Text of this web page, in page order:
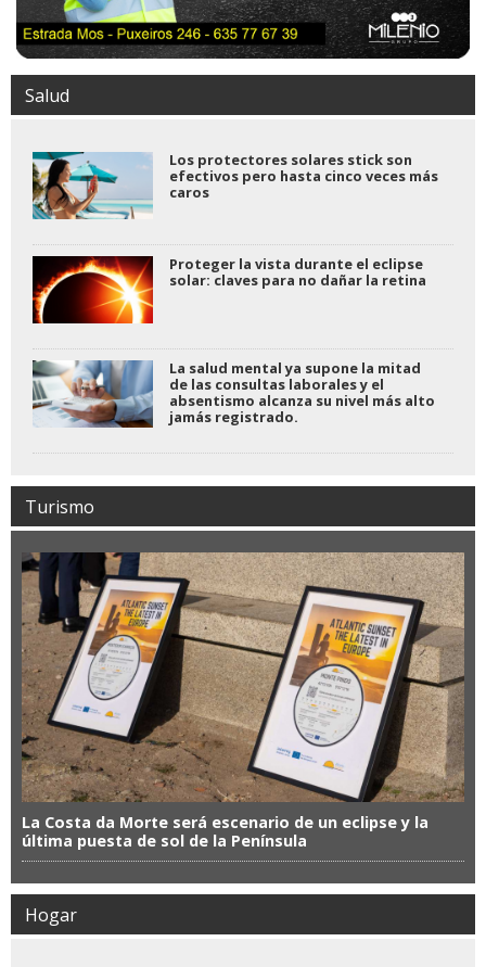
Salud
Los protectores solares stick son
efectivos pero hasta cinco veces más
caros
Proteger la vista durante el eclipse
solar: claves para no dañar la retina
La salud mental ya supone la mitad
de las consultas laborales y el
absentismo alcanza su nivel más alto
jamás registrado.
Turismo
La Costa da Morte será escenario de un eclipse y la
última puesta de sol de la Península
Hogar